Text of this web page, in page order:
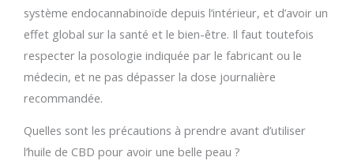
système endocannabinoïde depuis l’intérieur, et d’avoir un
effet global sur la santé et le bien-être. Il faut toutefois
respecter la posologie indiquée par le fabricant ou le
médecin, et ne pas dépasser la dose journalière
recommandée.
Quelles sont les précautions à prendre avant d’utiliser
l’huile de CBD pour avoir une belle peau ?